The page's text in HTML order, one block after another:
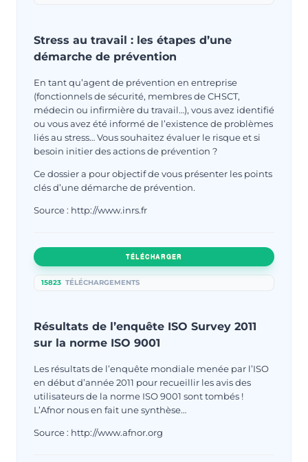
Stress au travail : les étapes d’une
démarche de prévention
En tant qu’agent de prévention en entreprise
(fonctionnels de sécurité, membres de CHSCT,
médecin ou infirmière du travail…), vous avez identifié
ou vous avez été informé de l’existence de problèmes
liés au stress… Vous souhaitez évaluer le risque et si
besoin initier des actions de prévention ?
Ce dossier a pour objectif de vous présenter les points
clés d’une démarche de prévention.
Source : http://www.inrs.fr
TÉLÉCHARGER
15823 TÉLÉCHARGEMENTS
Résultats de l’enquête ISO Survey 2011
sur la norme ISO 9001
Les résultats de l’enquête mondiale menée par l’ISO
en début d’année 2011 pour recueillir les avis des
utilisateurs de la norme ISO 9001 sont tombés !
L’Afnor nous en fait une synthèse…
Source : http://www.afnor.org